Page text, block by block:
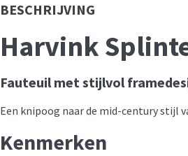
BESCHRIJVING
Harvink
Fauteuil met stijlvol
Een knipoog naar de mid-century stijl
Kenmerken